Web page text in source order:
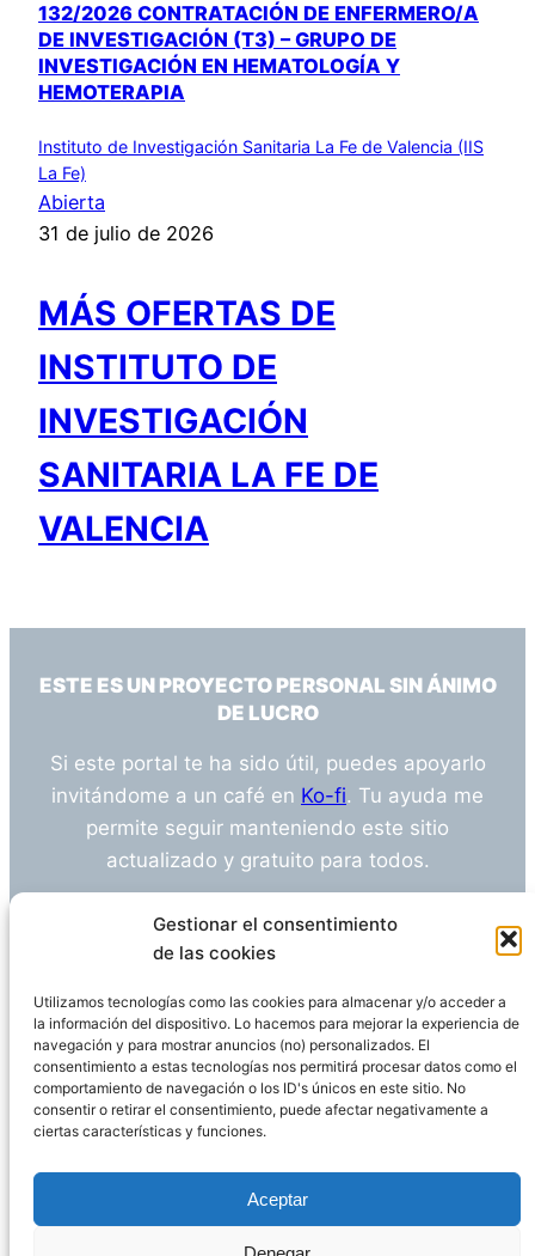
Gestionar el consentimiento
de las cookies
Utilizamos tecnologías como las cookies para almacenar y/o acceder a
la información del dispositivo. Lo hacemos para mejorar la experiencia de
navegación y para mostrar anuncios (no) personalizados. El
consentimiento a estas tecnologías nos permitirá procesar datos como el
comportamiento de navegación o los ID's únicos en este sitio. No
consentir o retirar el consentimiento, puede afectar negativamente a
ciertas características y funciones.
Aceptar
132/2026 CONTRATACIÓN DE ENFERMERO/A
DE INVESTIGACIÓN (T3) – GRUPO DE
INVESTIGACIÓN EN HEMATOLOGÍA Y
HEMOTERAPIA
Instituto de Investigación Sanitaria La Fe de Valencia (IIS
La Fe)
Abierta
31 de julio de 2026
MÁS OFERTAS DE
INSTITUTO DE
INVESTIGACIÓN
SANITARIA LA FE DE
VALENCIA
ESTE ES UN PROYECTO PERSONAL SIN ÁNIMO
DE LUCRO
Si este portal te ha sido útil, puedes apoyarlo
invitándome a un café en Ko-fi. Tu ayuda me
permite seguir manteniendo este sitio
actualizado y gratuito para todos.
¿Tienes alguna duda o sugerencia? Escríbeme
info@empleosanitarioinvestigacion.es
Descargo de Responsabilidad
Declaración de Privacidad Política de cookies
WordPress